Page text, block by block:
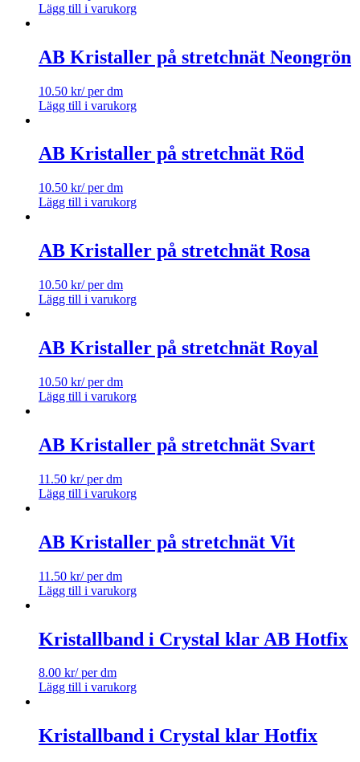
Lägg till i varukorg
AB Kristaller på stretchnät Neongrön
10.50 kr/ per dm
Lägg till i varukorg
AB Kristaller på stretchnät Röd
10.50 kr/ per dm
Lägg till i varukorg
AB Kristaller på stretchnät Rosa
10.50 kr/ per dm
Lägg till i varukorg
AB Kristaller på stretchnät Royal
10.50 kr/ per dm
Lägg till i varukorg
AB Kristaller på stretchnät Svart
11.50 kr/ per dm
Lägg till i varukorg
AB Kristaller på stretchnät Vit
11.50 kr/ per dm
Lägg till i varukorg
Kristallband i Crystal klar AB Hotfix
8.00 kr/ per dm
Lägg till i varukorg
Kristallband i Crystal klar Hotfix